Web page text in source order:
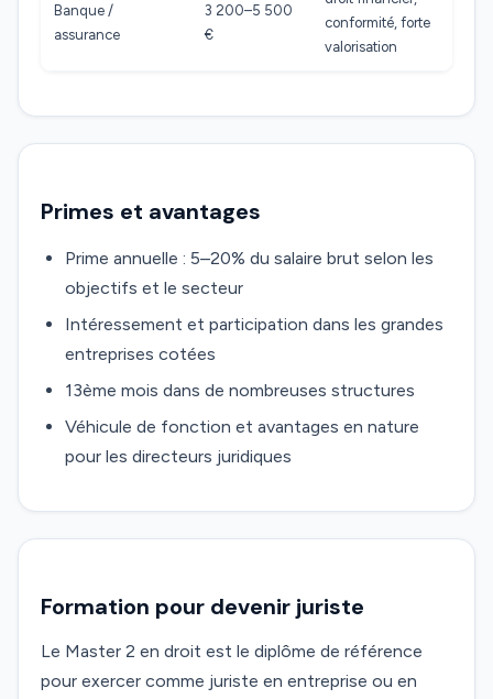
Banque /
assurance
3 200–5 500
€
conformité, forte
valorisation
Primes et avantages
Prime annuelle : 5–20% du salaire brut selon les
objectifs et le secteur
Intéressement et participation dans les grandes
entreprises cotées
13ème mois dans de nombreuses structures
Véhicule de fonction et avantages en nature
pour les directeurs juridiques
Formation pour devenir juriste
Le Master 2 en droit est le diplôme de référence
pour exercer comme juriste en entreprise ou en